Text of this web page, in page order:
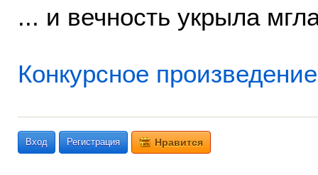
... и вечность укрыла
Конкурсное
Вход Регистрация Нравится